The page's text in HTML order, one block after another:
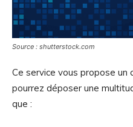
Source : shutterstock.com
Ce service vous propose
pourrez déposer une
que :